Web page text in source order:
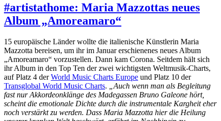
#artistathome: Maria Mazzottas neues
Album „Amoreamaro“
15 europäische Länder wollte die italienische Künstlerin Maria
Mazzotta bereisen, um ihr im Januar erschienenes neues Album
„Amoreamaro“ vorzustellen. Dann kam Corona. Seitdem hält sich
ihr Album in den Top Ten der zwei wichtigsten Weltmusik-Charts,
auf Platz 4 derWorld Music Charts Europe und Platz 10 der
Transglobal World Music Charts.
„Auch wenn man als Begleitung
fast nur Akkordeonklänge des Madegassen Bruno Galeone hört,
scheint die emotionale Dichte durch die instrumentale Kargheit eher
noch verstärkt zu werden. Dass Maria Mazzotta hier die Heilung